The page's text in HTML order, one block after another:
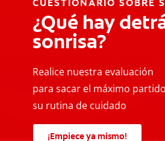
CUESTIONARIO SOBRE
¿Qué hay
sonrisa?
Realice nuestra evaluación
para sacar el máximo
su rutina de cuidado
¡Empiece ya mismo!